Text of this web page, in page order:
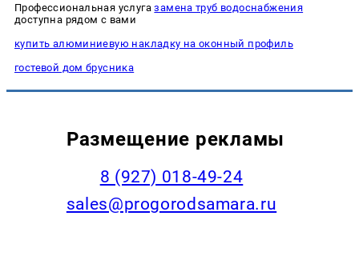
Профессиональная услугазамена труб водоснабжения
доступна рядом с вами
купить алюминиевую накладку на оконный профиль
гостевой дом брусника
Размещение рекламы
8 (927) 018-49-24
sales@progorodsamara.ru